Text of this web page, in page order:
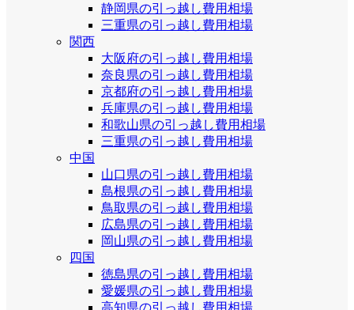
静岡県の引っ越し費用相場
三重県の引っ越し費用相場
関西
大阪府の引っ越し費用相場
奈良県の引っ越し費用相場
京都府の引っ越し費用相場
兵庫県の引っ越し費用相場
和歌山県の引っ越し費用相場
三重県の引っ越し費用相場
中国
山口県の引っ越し費用相場
島根県の引っ越し費用相場
鳥取県の引っ越し費用相場
広島県の引っ越し費用相場
岡山県の引っ越し費用相場
四国
徳島県の引っ越し費用相場
愛媛県の引っ越し費用相場